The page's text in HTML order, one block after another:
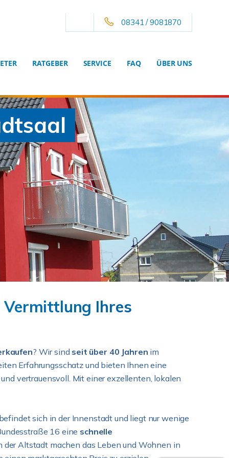
08341 / 9081870
RATGEBER SERVICE FAQ ÜBER UNS
Vermittlung Ihres
? Wir sind seit über 40 Jahren im
Erfahrungsschatz und bieten Ihnen eine
vertrauensvoll. Mit einer exzellenten, lokalen
sich in der Innenstadt und liegt nur wenige
16 eine schnelle
der Altstadt machen das Leben und Wohnen in